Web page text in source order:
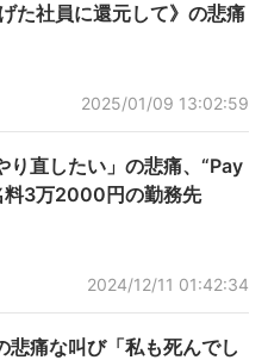
た社員に還元して》の悲痛
2025/01/09 13:02:59
り直したい」の悲痛、“Pay
料3万2000円の勤務先
2024/12/11 01:42:34
悲痛な叫び「私も死んでし